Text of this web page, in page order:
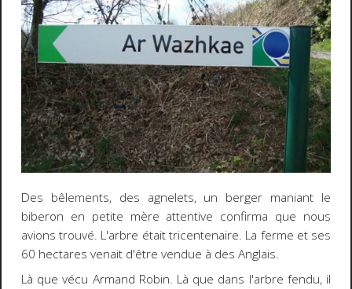
Des bêlements, des agnelets, un berger maniant le
biberon en petite mère attentive confirma que nous
avions trouvé. L'arbre était tricentenaire. La ferme et ses
60 hectares venait d'être vendue à des Anglais.
Là que vécu Armand Robin. Là que dans l'arbre fendu, il